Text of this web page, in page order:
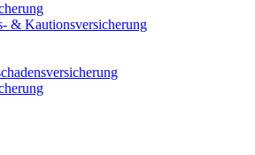
& Kautionsversicherung